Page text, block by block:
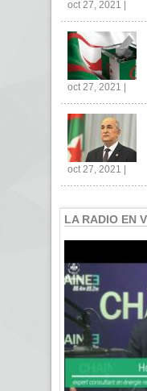
oct 27, 2021 |
oct 27, 2021 |
oct 27, 2021 |
LA RADIO EN